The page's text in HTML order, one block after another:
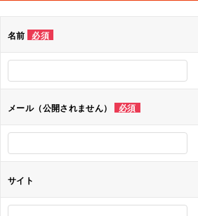
シ
ョ
ン
名前 必須
メール（公開されません） 必須
サイト